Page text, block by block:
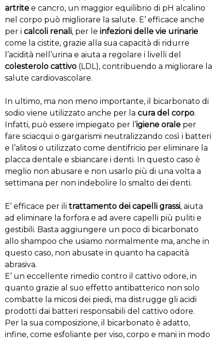
artrite e cancro, un maggior equilibrio di pH alcalino
nel corpo può migliorare la salute. E’ efficace anche
per i calcoli renali, per le infezioni delle vie urinarie
come la cistite, grazie alla sua capacità di ridurre
l’acidità nell’urina e aiuta a regolare i livelli del
colesterolo cattivo (LDL), contribuendo a migliorare la
salute cardiovascolare.
In ultimo, ma non meno importante, il bicarbonato di
sodio viene utilizzato anche per la cura del corpo.
Infatti, può essere impiegato per l’igiene orale per
fare sciacqui o gargarismi neutralizzando così i batteri
e l’alitosi o utilizzato come dentifricio per eliminare la
placca dentale e sbiancare i denti. In questo caso è
meglio non abusare e non usarlo più di una volta a
settimana per non indebolire lo smalto dei denti.
E’ efficace per ili trattamento dei capelli grassi, aiuta
ad eliminare la forfora e ad avere capelli più puliti e
gestibili. Basta aggiungere un poco di bicarbonato
allo shampoo che usiamo normalmente ma, anche in
questo caso, non abusate in quanto ha capacità
abrasiva.
E’ un eccellente rimedio contro il cattivo odore, in
quanto grazie al suo effetto antibatterico non solo
combatte la micosi dei piedi, ma distrugge gli acidi
prodotti dai batteri responsabili del cattivo odore.
Per la sua composizione, il bicarbonato è adatto,
infine, come esfoliante per viso, corpo e mani in modo